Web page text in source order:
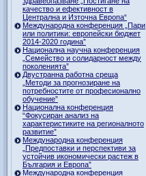
качество и ефективност в
Централна и Източна Европа“
Международна конференция „Пари
или политики: европейски бюджет
2014-2020 година”
Национална научна конференция
„Семейство и солидарност между
поколенията”
Двустранна работна среща
„Методи за прогнозиране на
потребностите от професионално
обучение”
Национална конференция
“Фокусиран анализ на
характеристиките на регионалното
развитие”
Международна конференция
„Предпоставки и перспективи за
устойчив икономически растеж в
България и Европа”
Международна конференция